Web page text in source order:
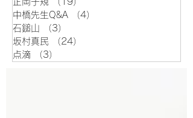
中橋先生Q&A
（4）
石鎚山
（3）
坂村真民
（24）
点滴
（3）